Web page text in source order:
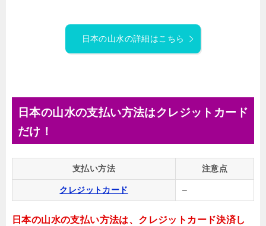
日本の山水の詳細はこちら
日本の山水の支払い方法はクレジットカード
だけ！
支払い方法 注意点
クレジットカード –
日本の山水の支払い方法は、クレジットカード決済し